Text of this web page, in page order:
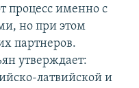
процесс именно с
но при этом
партнеров.
утверждает:
латвийской и